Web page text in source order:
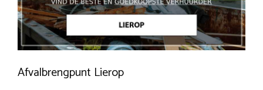
Afvalbrengpunt Lierop